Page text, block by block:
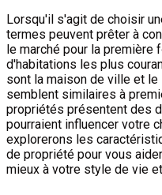
Lorsqu'il s'agit de choisir
termes peuvent prêter à
le marché pour la première
d'habitations les plus
sont la maison de ville et
semblent similaires à
propriétés présentent des
pourraient influencer votre
explorerons les
de propriété pour vous
mieux à votre style de vie